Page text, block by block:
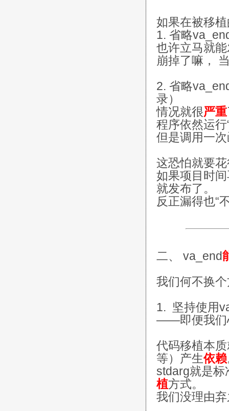
如果在被移
1. 省略
也许立马就
崩掉了嘛，
2. 省略
录）
情况就很严重
程序依然运行
但是调用一
这恐怕就要
如果项目时
就发布了。
反正漏得也“
二、 va_end
我们何不换
1. 坚持使用
——即便我们
代码移植本
等）产生依赖
stdarg就是标
植方式。
我们没理由